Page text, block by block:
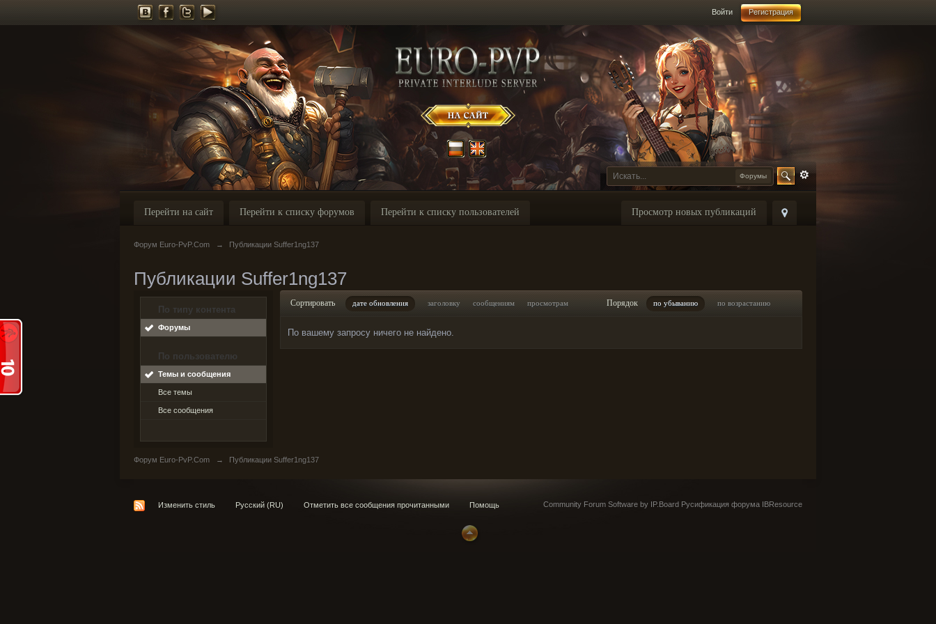
Войти Регистрация
Форумы
Просмотр новых публикаций
Перейти на сайт Перейти к списку форумов Перейти к списку пользователей
Форум Euro-PvP.Com → Публикации Suffer1ng137
Публикации Suffer1ng137
По типу контента
Форумы
По пользователю
Темы и сообщения
Все темы
Все сообщения
Сортировать дате обновления заголовку сообщениям просмотрам Порядок по убыванию по возрастанию
По вашему запросу ничего не найдено.
Форум Euro-PvP.Com → Публикации Suffer1ng137
Изменить стиль Русский (RU) Отметить все сообщения прочитанными Помощь Community Forum Software by IP.Board Русификация форума IBResource